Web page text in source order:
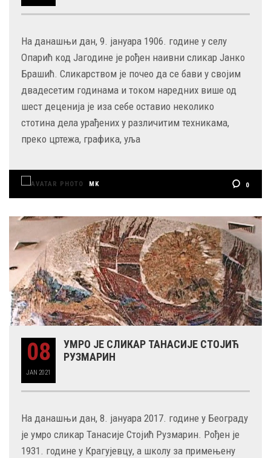
На данашњи дан, 9. јануара 1906. године у селу
Опарић код Јагодине је рођен наивни сликар Јанко
Брашић. Сликарством је почео да се бави у својим
двадесетим годинама и током наредних више од
шест деценија је иза себе оставио неколико
стотина дела урађених у различитим техникама,
преко цртежа, графика, уља
MK 0
08
JAN 2021
УМРО ЈЕ СЛИКАР ТАНАСИЈЕ СТОЈИЋ
РУЗМАРИН
На данашњи дан, 8. јануара 2017. године у Београду
је умро сликар Танасије Стојић Рузмарин. Рођен је
1931. године у Крагујевцу, а школу за примењену